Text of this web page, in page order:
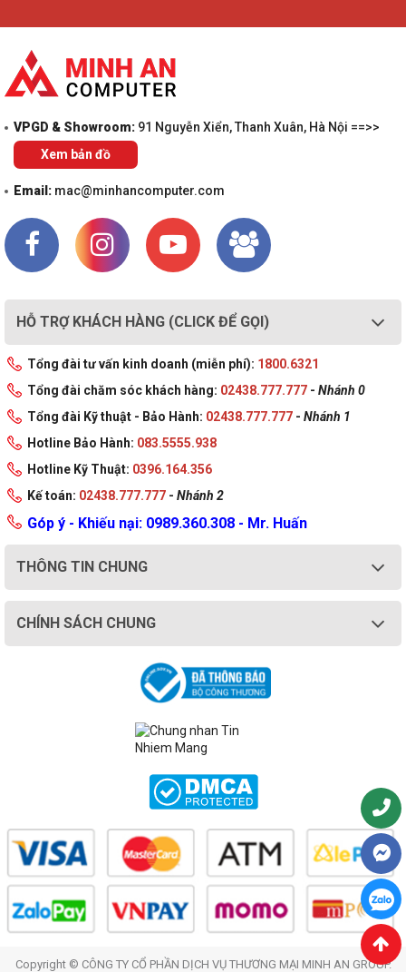
VPGD & Showroom: 91 Nguyễn Xiển, Thanh Xuân, Hà Nội ==>>
Xem bản đồ
Email: mac@minhancomputer.com
HỖ TRỢ KHÁCH HÀNG (CLICK ĐỂ GỌI)
Tổng đài tư vấn kinh doanh (miễn phí): 1800.6321
Tổng đài chăm sóc khách hàng: 02438.777.777 - Nhánh 0
Tổng đài Kỹ thuật - Bảo Hành: 02438.777.777 - Nhánh 1
Hotline Bảo Hành: 083.5555.938
Hotline Kỹ Thuật: 0396.164.356
Kế toán: 02438.777.777 - Nhánh 2
Góp ý - Khiếu nại: 0989.360.308 - Mr. Huấn
THÔNG TIN CHUNG
CHÍNH SÁCH CHUNG
Copyright © CÔNG TY CỔ PHẦN DỊCH VỤ THƯƠNG MẠI MINH AN GROUP.